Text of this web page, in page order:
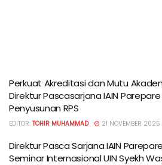
Perkuat Akreditasi dan Mutu
Direktur Pascasarjana IAIN
Penyusunan RPS
EDITOR: TOHIR MUHAMMAD 21 NOVEMBER 2025
Direktur Pasca Sarjana IAIN
Seminar Internasional UIN Syekh